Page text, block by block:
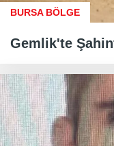
BURSA BÖLGE
Gemlik'te